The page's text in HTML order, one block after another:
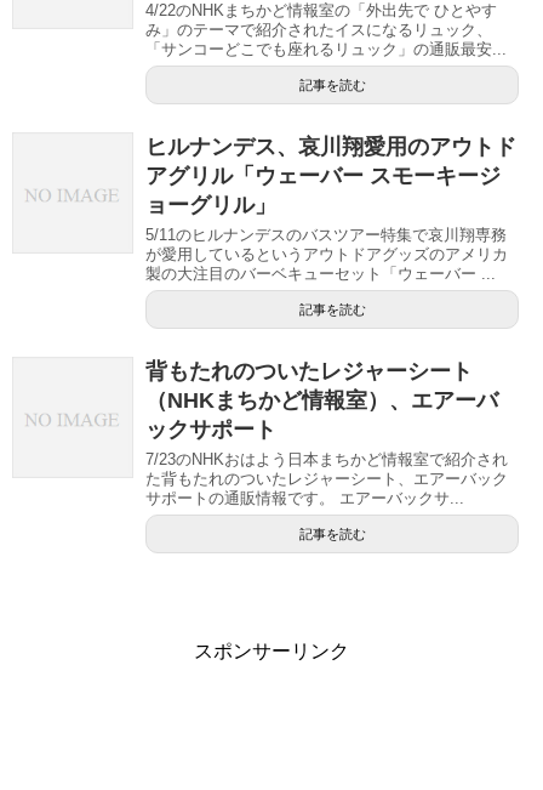
4/22のNHKまちかど情報室の「外出先で ひとやす
み」のテーマで紹介されたイスになるリュック、
「サンコーどこでも座れるリュック」の通販最安...
記事を読む
ヒルナンデス、哀川翔愛用のアウトド
アグリル「ウェーバー スモーキージ
ョーグリル」
5/11のヒルナンデスのバスツアー特集で哀川翔専務
が愛用しているというアウトドアグッズのアメリカ
製の大注目のバーベキューセット「ウェーバー ...
記事を読む
背もたれのついたレジャーシート
（NHKまちかど情報室）、エアーバ
ックサポート
7/23のNHKおはよう日本まちかど情報室で紹介され
た背もたれのついたレジャーシート、エアーバック
サポートの通販情報です。 エアーバックサ...
記事を読む
スポンサーリンク